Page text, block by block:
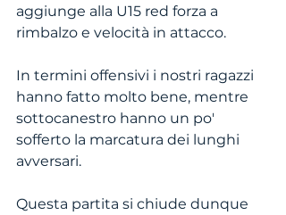
aggiunge alla U15 red forza a
rimbalzo e velocità in attacco.
In termini offensivi i nostri ragazzi
hanno fatto molto bene, mentre
sottocanestro hanno un po'
sofferto la marcatura dei lunghi
avversari.
Questa partita si chiude dunque